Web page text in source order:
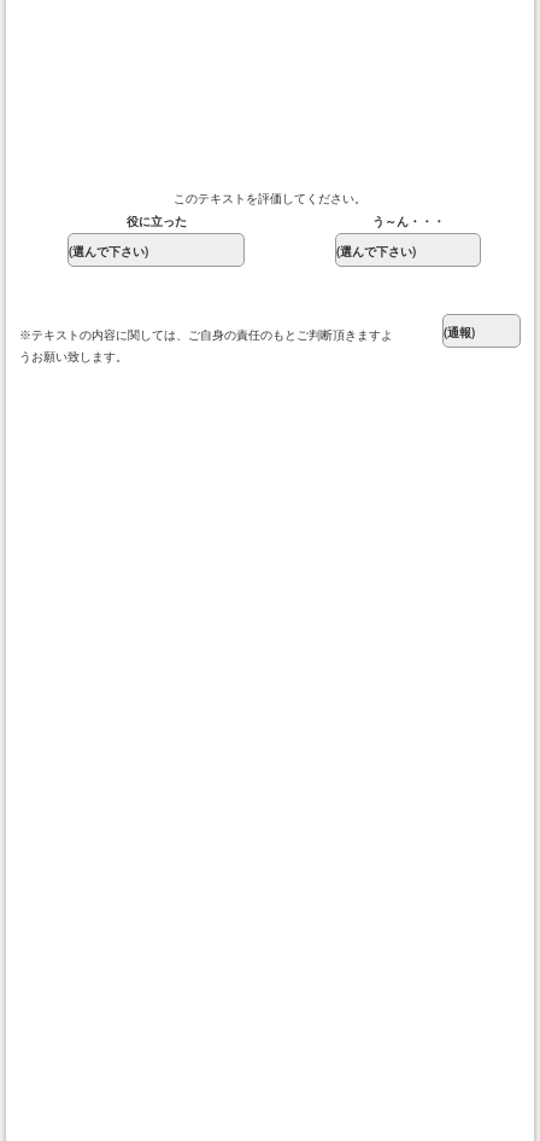
このテキストを評価してください。
役に立った
う～ん・・・
※テキストの内容に関しては、ご自身の責任のもとご判断頂きますよ
うお願い致します。